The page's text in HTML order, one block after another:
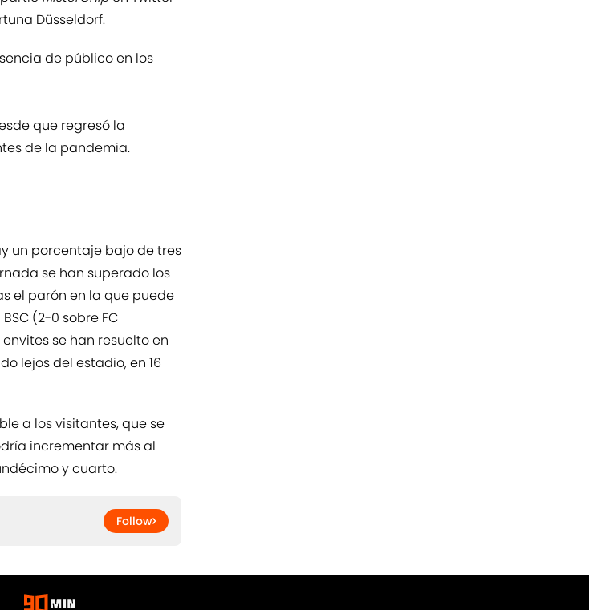
Düsseldorf.
de público en los
que regresó la
de la pandemia.
un porcentaje bajo de tres
se han superado los
el parón en la que puede
(2-0 sobre FC
se han resuelto en
lejos del estadio, en 16
a los visitantes, que se
incrementar más al
y cuarto.
Follow